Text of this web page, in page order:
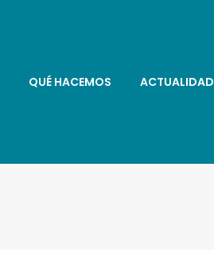
QUÉ HACEMOS ACTUALIDAD